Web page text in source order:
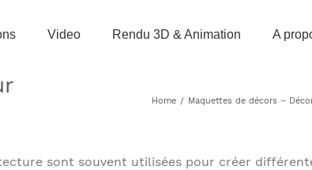
Video Rendu 3D & Animation A
Home / Maquettes de décors –
sont souvent utilisées pour créer